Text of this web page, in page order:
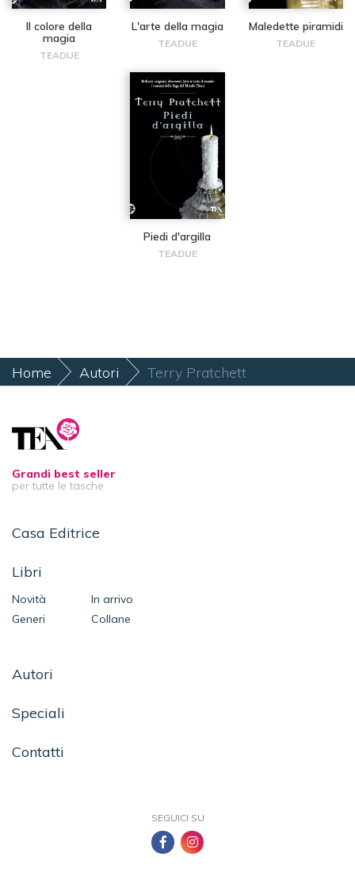
Il colore della
magia
TEADUE
L'arte della magia
TEADUE
Maledette piramidi
TEADUE
Piedi d'argilla
TEADUE
Home Autori Terry Pratchett
Grandi best seller
per tutte le tasche
Casa Editrice
Libri
Novità
In arrivo
Generi
Collane
Autori
Speciali
Contatti
SEGUICI SU